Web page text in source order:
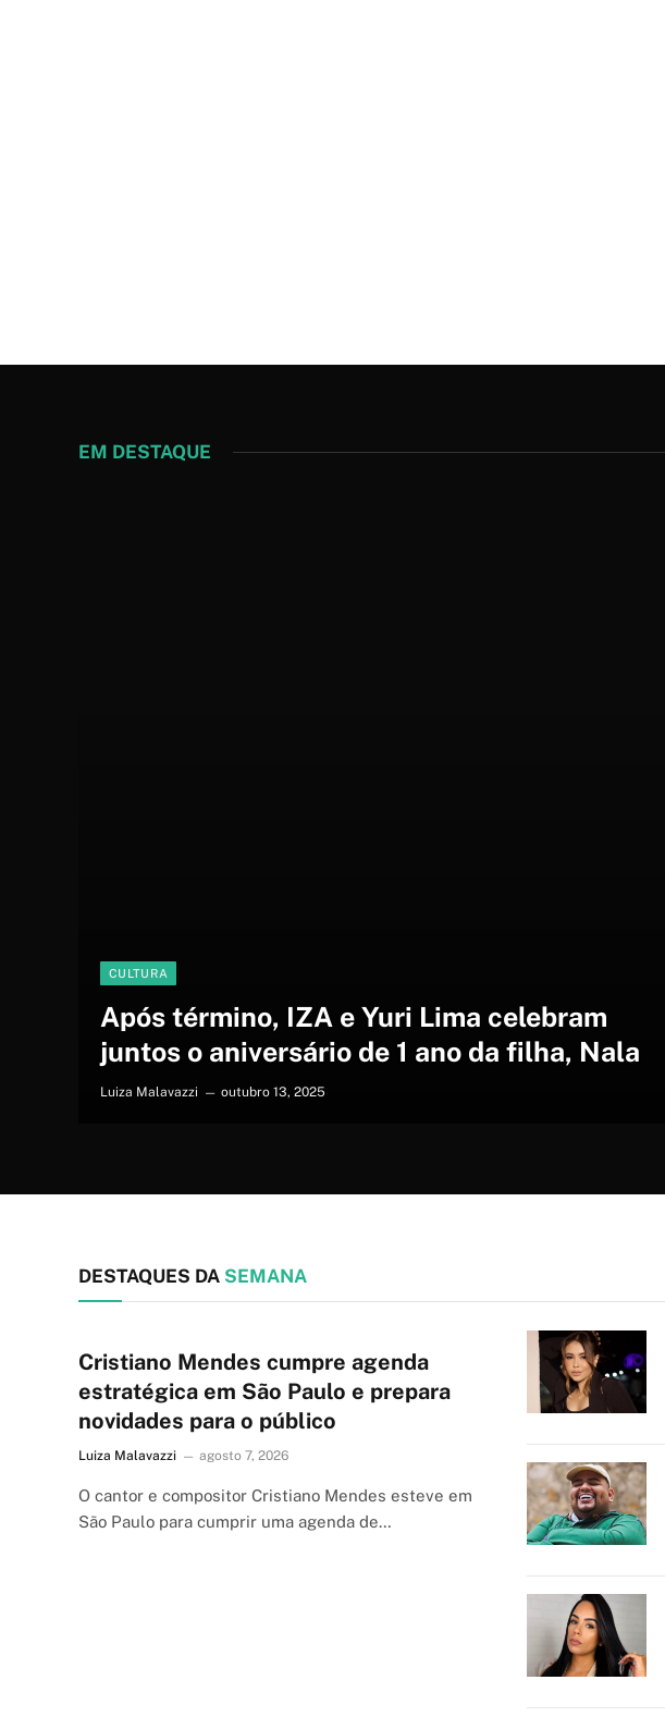
EM DESTAQUE
CULTURA
Após término, IZA e Yuri Lima celebram
juntos o aniversário de 1 ano da filha, Nala
Luiza Malavazzi outubro 13, 2025
DESTAQUES DA SEMANA
Cristiano Mendes cumpre agenda
estratégica em São Paulo e prepara
novidades para o público
Luiza Malavazzi agosto 7, 2026
O cantor e compositor Cristiano Mendes esteve em
São Paulo para cumprir uma agenda de…